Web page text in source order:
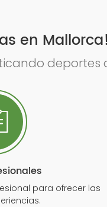
en Mallorca!
deportes
para ofrecer las